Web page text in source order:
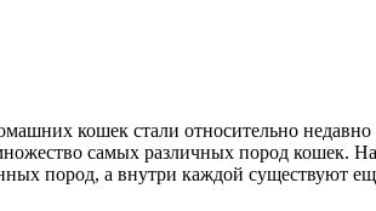
кошек стали относительно
самых различных пород кошек.
пород, а внутри каждой